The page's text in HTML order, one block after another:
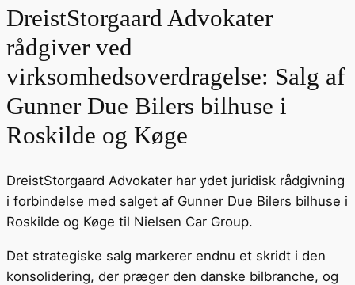
DreistStorgaard Advokater
rådgiver ved
virksomhedsoverdragelse: Salg af
Gunner Due Bilers bilhuse i
Roskilde og Køge
DreistStorgaard Advokater har ydet juridisk rådgivning
i forbindelse med salget af Gunner Due Bilers bilhuse i
Roskilde og Køge til Nielsen Car Group.
Det strategiske salg markerer endnu et skridt i den
konsolidering, der præger den danske bilbranche, og